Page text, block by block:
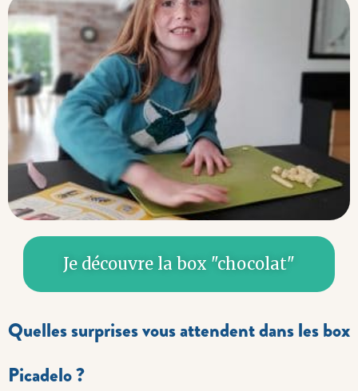
Je découvre la box "chocolat"
Quelles surprises vous attendent dans les box
Picadelo ?